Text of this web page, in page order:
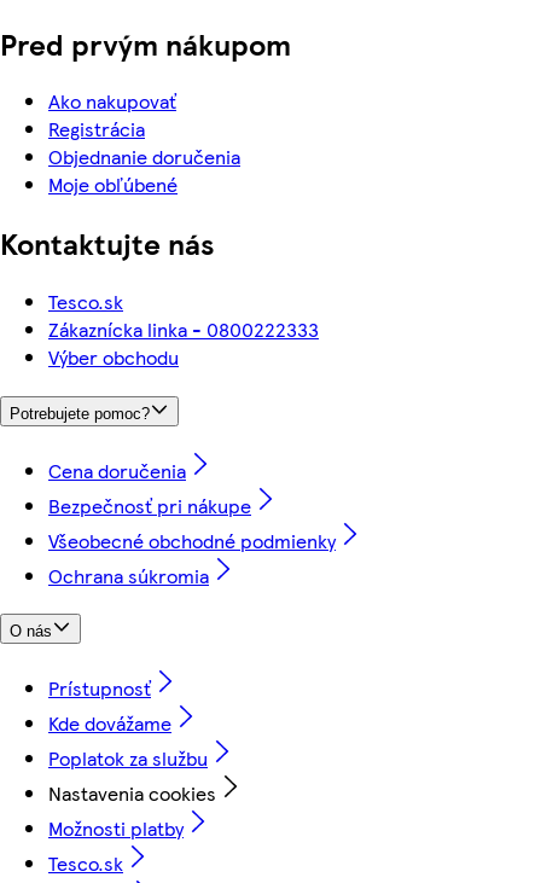
Pred prvým nákupom
Ako nakupovať
Registrácia
Objednanie doručenia
Moje obľúbené
Kontaktujte nás
Tesco.sk
Zákaznícka linka - 0800222333
Výber obchodu
Potrebujete pomoc?
Cena doručenia
Bezpečnosť pri nákupe
Všeobecné obchodné podmienky
Ochrana súkromia
O nás
Prístupnosť
Kde dovážame
Poplatok za službu
Nastavenia cookies
Možnosti platby
Tesco.sk